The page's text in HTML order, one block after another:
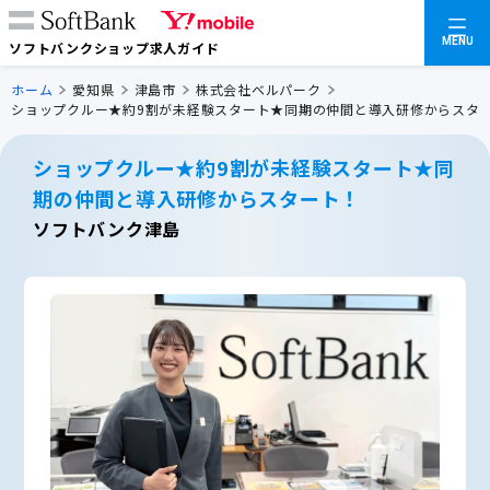
ソフトバンクショップ求人ガイド MENU
ホーム 愛知県 津島市
株式会社ベルパーク
ショップクルー★約9割が未経験スタート★同期の仲間と導入研修からスタ
ショップクルー★約9割が未経験スタート★同
期の仲間と導入研修からスタート！
ソフトバンク津島